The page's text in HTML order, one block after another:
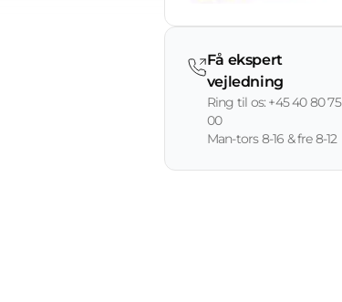
Få ekspert
vejledning
Ring til os: +45 40 80 75
00
Man-tors 8-16 & fre 8-12